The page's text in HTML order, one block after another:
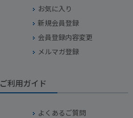
お気に入り
新規会員登録
会員登録内容変更
メルマガ登録
ご利用ガイド
よくあるご質問